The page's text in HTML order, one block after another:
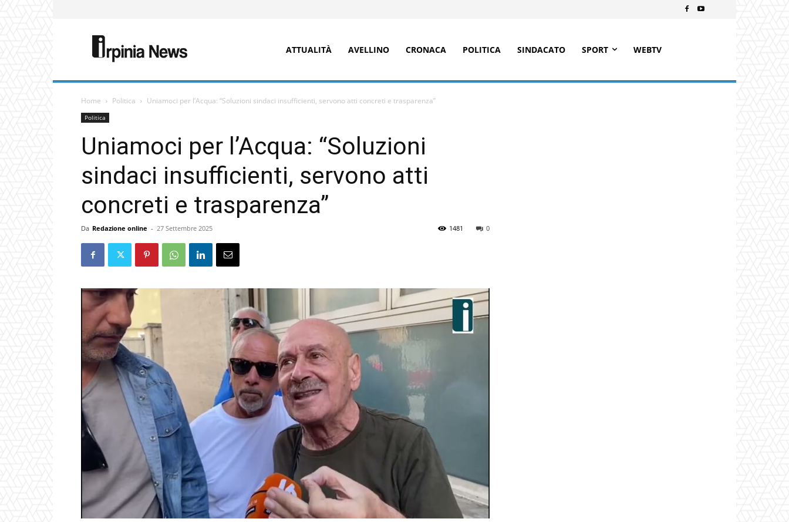
ATTUALITÀ AVELLINO CRONACA POLITICA SINDACATO SPORT WEBTV
Home Politica Uniamoci per l’Acqua: “Soluzioni sindaci insufficienti, servono atti concreti e trasparenza”
Politica
Uniamoci per l’Acqua: “Soluzioni
sindaci insufficienti, servono atti
concreti e trasparenza”
Da Redazione online - 27 Settembre 2025 0
1481